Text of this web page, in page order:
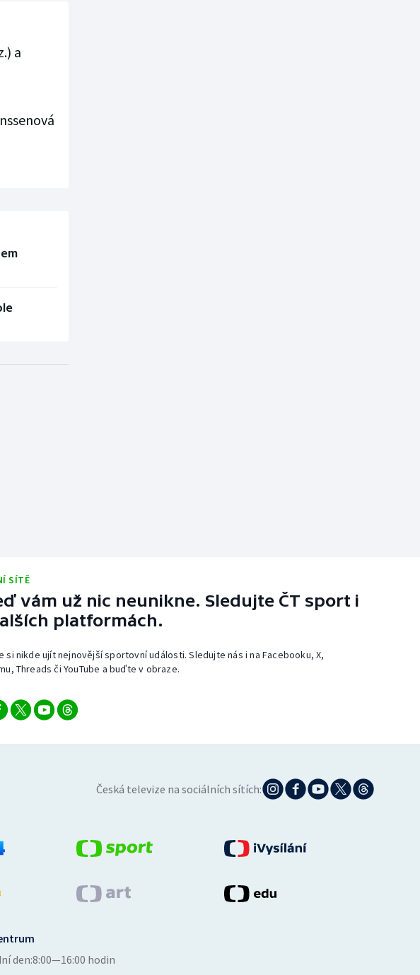
a
SÍTĚ
vám už nic neunikne. Sledujte ČT sport i
platformách.
si nikde ujít nejnovější sportovní události. Sledujte nás i na Facebooku, X,
Threads či YouTube a buďte v obraze.
Česká televize na sociálních sítích:
den:8:00—16:00 hodin